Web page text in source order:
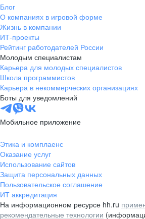
Блог
О компаниях в игровой форме
Жизнь в компании
ИТ-проекты
Рейтинг работодателей России
Молодым специалистам
Карьера для молодых специалистов
Школа программистов
Карьера в некоммерческих организациях
Боты для уведомлений
Мобильное приложение
Этика и комплаенс
Оказание услуг
Использование сайтов
Защита персональных данных
Пользовательское соглашение
ИТ аккредитация
На информационном ресурсе hh.ru
рекомендательные технологии